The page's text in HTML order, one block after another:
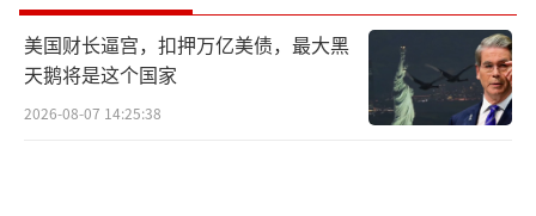
美国财长逼宫，扣押万亿美债，最大黑
天鹅将是这个国家
2026-08-07 14:25:38